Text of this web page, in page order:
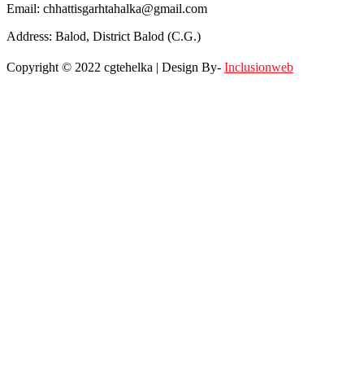
Email: chhattisgarhtahalka@gmail.com
Address: Balod, District Balod (C.G.)
Copyright © 2022 cgtehelka | Design By- Inclusionweb